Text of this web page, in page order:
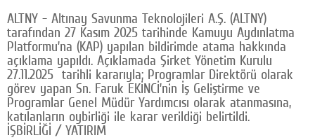
ALTNY - Altınay Savunma Teknolojileri A.Ş. (ALTNY)
tarafından 27 Kasım 2025 tarihinde Kamuyu Aydınlatma
Platformu’na (KAP) yapılan bildirimde atama hakkında
açıklama yapıldı. Açıklamada Şirket Yönetim Kurulu
27.11.2025 tarihli kararıyla; Programlar Direktörü olarak
görev yapan Sn. Faruk EKİNCİ’nin İş Geliştirme ve
Programlar Genel Müdür Yardımcısı olarak atanmasına,
katılanların oybirliği ile karar verildiği belirtildi.
İŞBİRLİĞİ / YATIRIM